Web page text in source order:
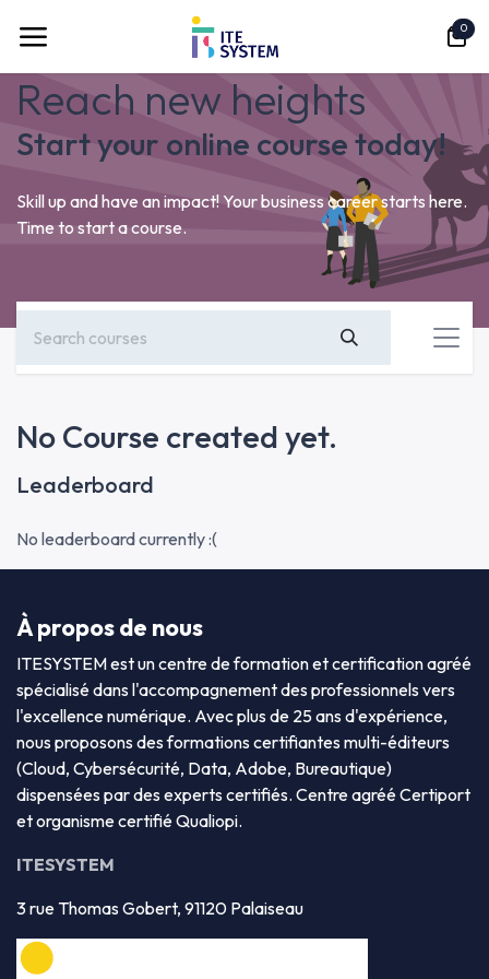
0
Reach new heights
Start your online course today!
Skill up and have an impact! Your business career starts here.
Time to start a course.
Leaderboard
No leaderboard currently :(
No Course created yet.
À propos de nous
ITESYSTEM est un centre de formation et certification agréé
spécialisé dans l'accompagnement des professionnels vers
l'excellence numérique. Avec plus de 25 ans d'expérience,
nous proposons des formations certifiantes multi-éditeurs
(Cloud, Cybersécurité, Data, Adobe, Bureautique)
dispensées par des experts certifiés. Centre agréé Certiport
et organisme certifié Qualiopi.
ITESYSTEM
3 rue Thomas Gobert, 91120 Palaiseau